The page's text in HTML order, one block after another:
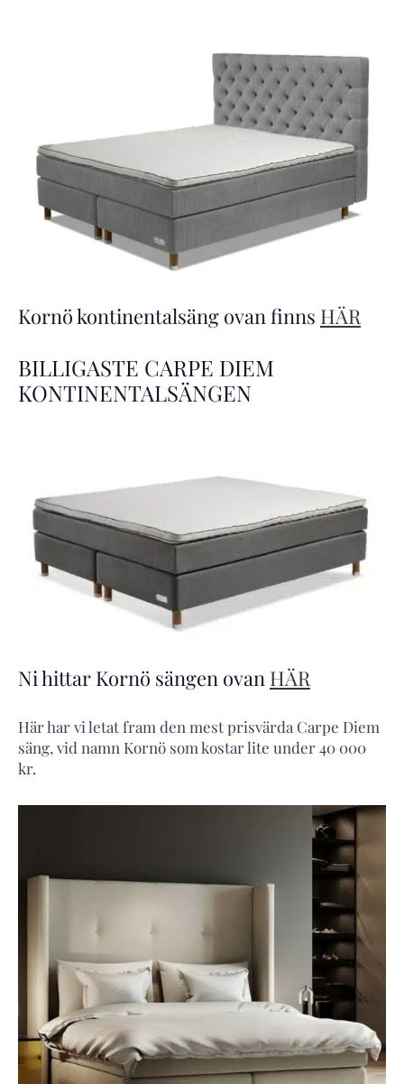
Kornö kontinentalsäng ovan finns HÄR
BILLIGASTE CARPE DIEM
KONTINENTALSÄNGEN
Ni hittar Kornö sängen ovan HÄR
Här har vi letat fram den mest prisvärda Carpe Diem
säng, vid namn Kornö som kostar lite under 40 000
kr.